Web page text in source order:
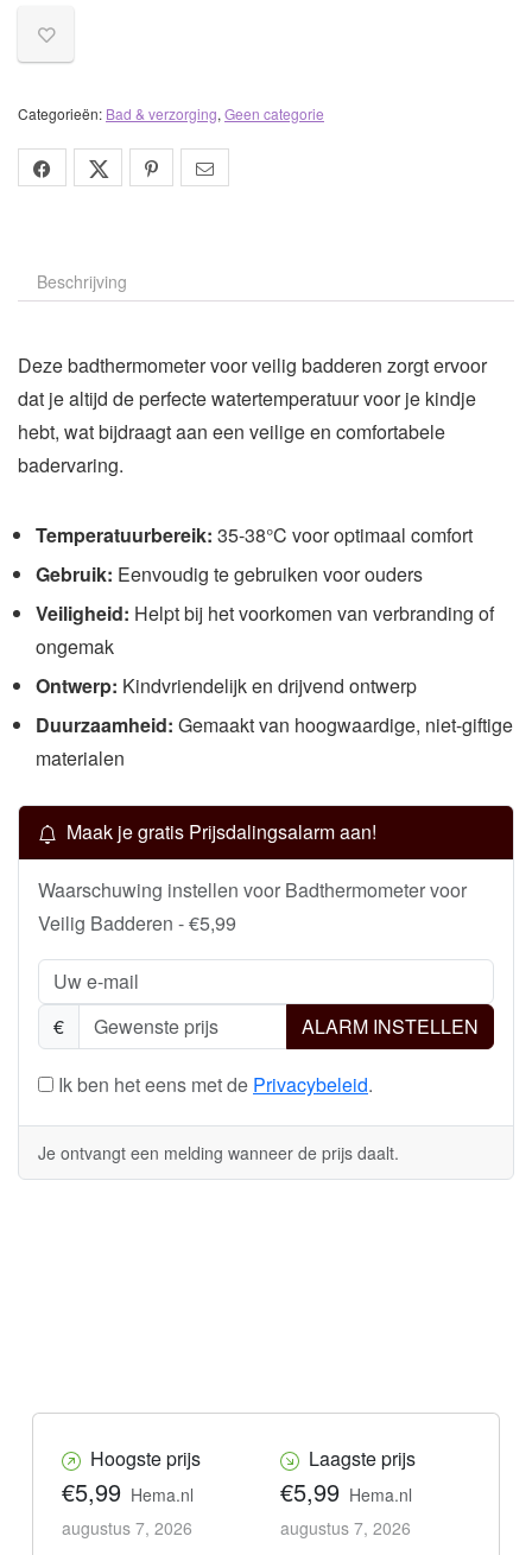
Categorieën: Bad & verzorging, Geen categorie
Beschrijving
Deze badthermometer voor veilig badderen zorgt ervoor
dat je altijd de perfecte watertemperatuur voor je kindje
hebt, wat bijdraagt aan een veilige en comfortabele
badervaring.
Temperatuurbereik: 35-38°C voor optimaal comfort
Gebruik: Eenvoudig te gebruiken voor ouders
Veiligheid: Helpt bij het voorkomen van verbranding of
ongemak
Ontwerp: Kindvriendelijk en drijvend ontwerp
Duurzaamheid: Gemaakt van hoogwaardige, niet-giftige
materialen
Maak je gratis Prijsdalingsalarm aan!
Waarschuwing instellen voor Badthermometer voor
Veilig Badderen - €5,99
€ ALARM INSTELLEN
Ik ben het eens met de Privacybeleid.
Je ontvangt een melding wanneer de prijs daalt.
Hoogste prijs
€5,99 Hema.nl
augustus 7, 2026
Laagste prijs
€5,99 Hema.nl
augustus 7, 2026